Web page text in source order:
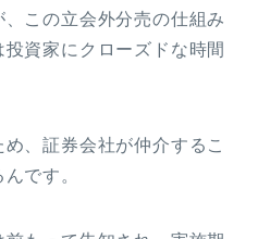
この立会外分売の仕組み
資家にクローズドな時間
、証券会社が仲介するこ
です。